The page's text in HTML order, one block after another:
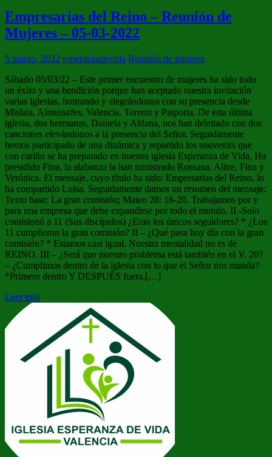
Empresarias del Reino – Reunión de
Mujeres – 05-03-2022
5 marzo, 2022 esperanzadevida Reunión de mujeres
Sábado 05/03/22 – Este primer encuentro de mujeres ha sido todo
un éxito y una bendición porque han aceptado nuestra invitación
varias iglesias, honrando y alegrándonos con su presencia desde
Mislata, Almussafes, Valencia, Torrent y Paiporta. De esta última
iglesia, dos hermanas, Daniela y Aldana, nos han deleitado con dos
canciones elevándonos a la presencia del Señor. Seguidamente
hemos participado de una dinámica y repartido los souvenirs que
con cariño se ha preparado en nuestra iglesia Esperanza de Vida. Ha
presidido Fina, la alabanza la han ministrado Rossana, Aline, Fina y
Verónica. El mensaje, cuyo título ha sido: Empresarias del Reino, lo
ha compartido Luisa. Seguidamente damos un resumen del mensaje:
Texto base: La gran comisión; Mateo 28: 16-20. Trabajamos por y
para una empresa que debe expandirse por todo el mundo. II -Solo
comisionó a 11 (Sus discípulos) ¿Eran los únicos seguidores? * ¿Los
11 cumplieron la gran comisión? II – ¿Qué pasa hoy día con la gran
comisión? * Estamos casi igual. Nuestra mentalidad no es de
REINO. III – ¿Será que nuestro problema está también en el V. 20?
– ¿Cumplimos dentro de la iglesia con lo que el Señor nos manda?
*Primero dentro Y DESPUÉS fuera.[…]
Leer más